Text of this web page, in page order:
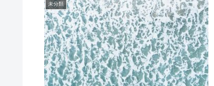
未分類